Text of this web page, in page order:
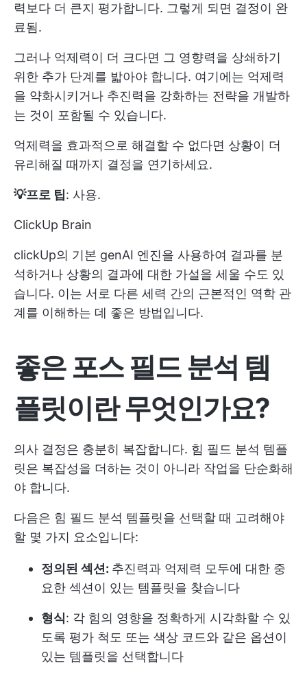
력보다 더 큰지 평가합니다. 그렇게 되면 결정이 완
료됨.
그러나 억제력이 더 크다면 그 영향력을 상쇄하기
위한 추가 단계를 밟아야 합니다. 여기에는 억제력
을 약화시키거나 추진력을 강화하는 전략을 개발하
는 것이 포함될 수 있습니다.
억제력을 효과적으로 해결할 수 없다면 상황이 더
유리해질 때까지 결정을 연기하세요.
💡프로 팁: 사용.
ClickUp Brain
clickUp의 기본 genAI 엔진을 사용하여 결과를 분
석하거나 상황의 결과에 대한 가설을 세울 수도 있
습니다. 이는 서로 다른 세력 간의 근본적인 역학 관
계를 이해하는 데 좋은 방법입니다.
좋은 포스 필드 분석 템
플릿이란 무엇인가요?
의사 결정은 충분히 복잡합니다. 힘 필드 분석 템플
릿은 복잡성을 더하는 것이 아니라 작업을 단순화해
야 합니다.
다음은 힘 필드 분석 템플릿을 선택할 때 고려해야
할 몇 가지 요소입니다:
정의된 섹션: 추진력과 억제력 모두에 대한 중
요한 섹션이 있는 템플릿을 찾습니다
형식: 각 힘의 영향을 정확하게 시각화할 수 있
도록 평가 척도 또는 색상 코드와 같은 옵션이
있는 템플릿을 선택합니다